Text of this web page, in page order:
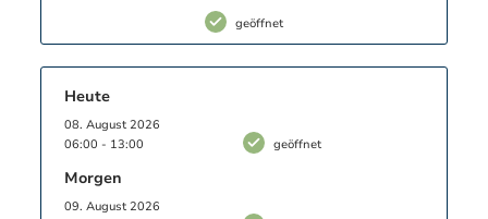
geöffnet
Heute
08. August 2026
06:00 - 13:00
geöffnet
Morgen
09. August 2026